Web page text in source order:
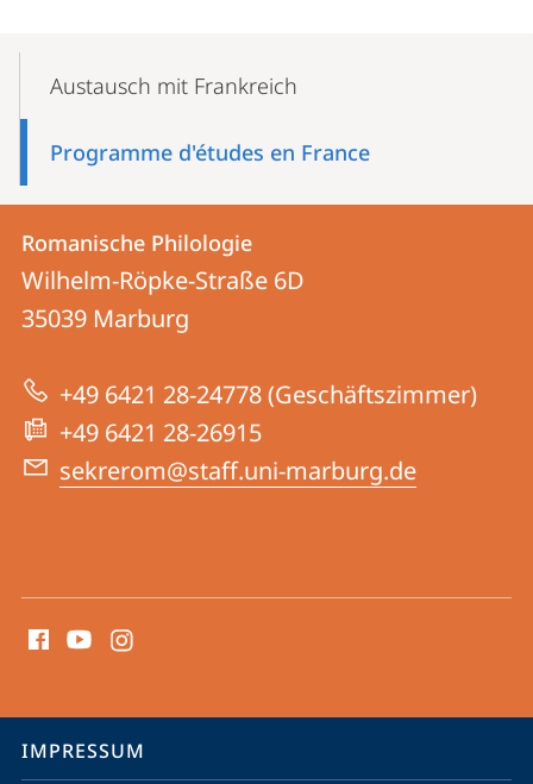
NavigationAustausch mit Frankreich
Programme d'études en France
Kontakt
und
Informationen
zur
Website
Kontaktinformationen
Romanische
Philologie
Romanische Philologie
Wilhelm-Röpke-Straße 6D
35039 Marburg
+49 6421 28-24778 (Geschäftszimmer)
+49 6421 28-26915
sekrerom@staff.uni-marburg.de
Media
Service-
IMPRESSUM